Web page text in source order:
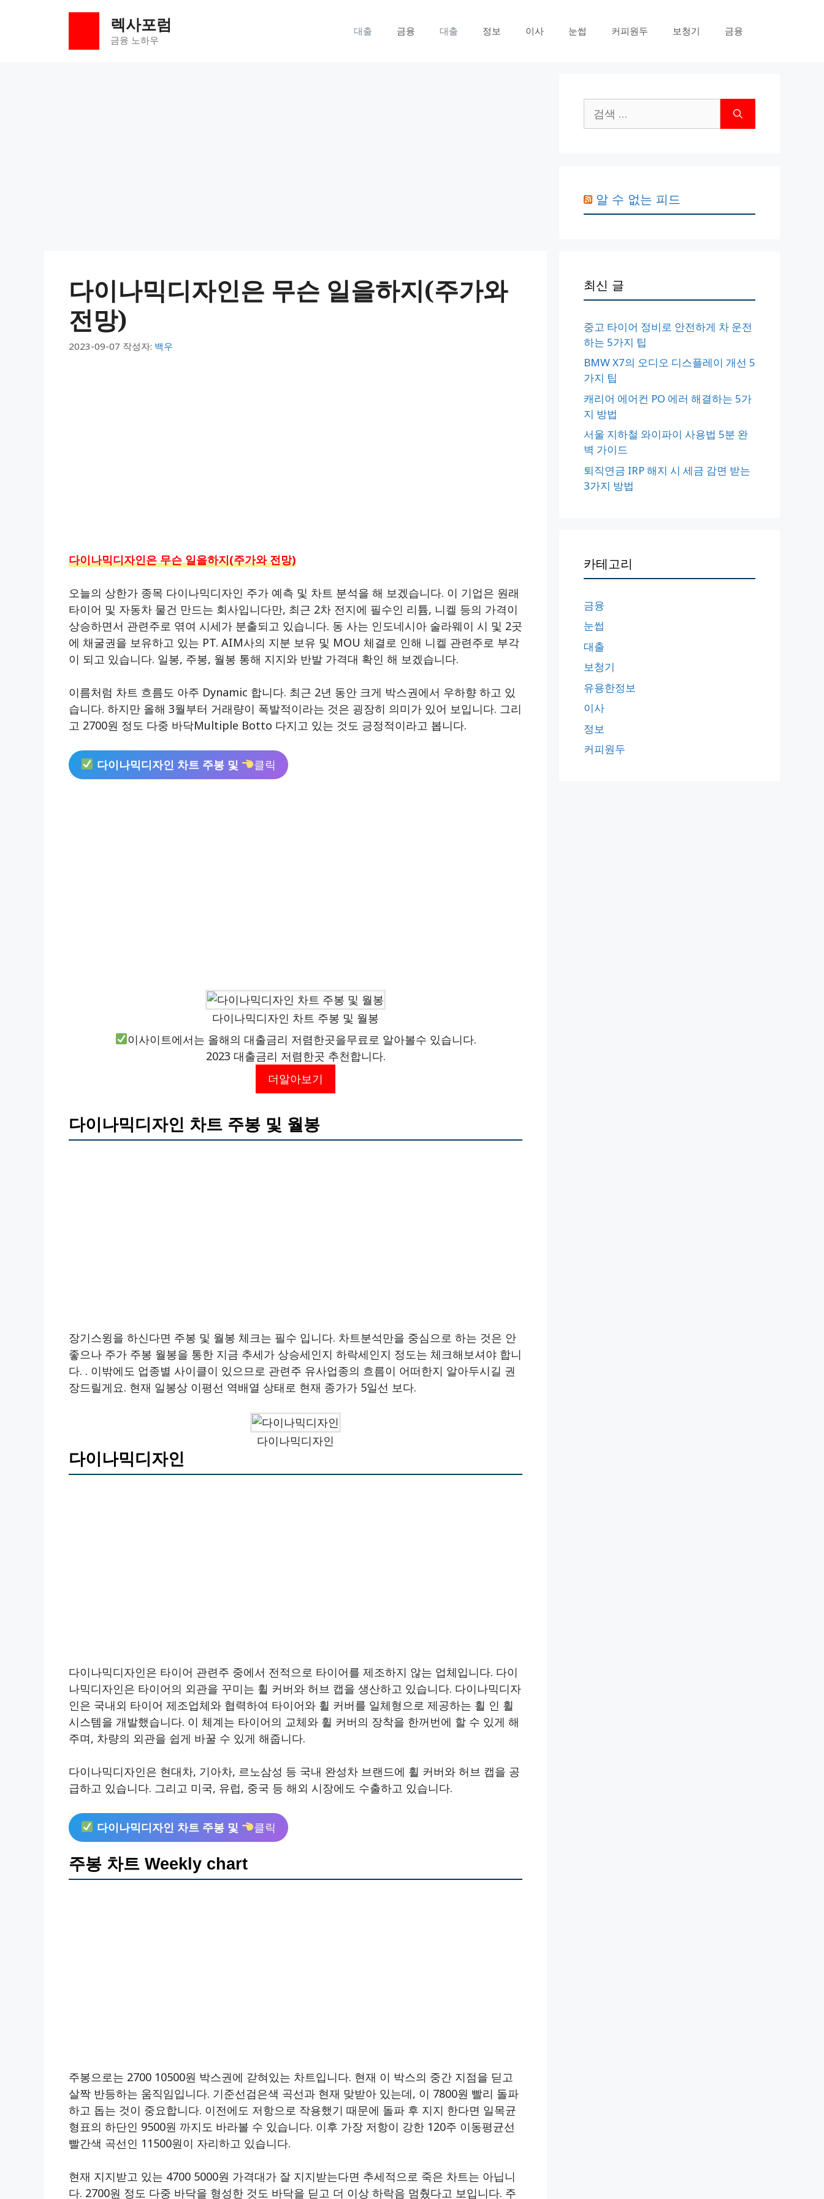
렉사포럼
금융 노하우
대출 금융 대출 정보 이사 눈썹 커피원두 보청기 금융
다이나믹디자인은 무슨 일을하지(주가와
전망)
2023-09-07 작성자: 백우
다이나믹디자인은 무슨 일을하지(주가와 전망)
오늘의 상한가 종목 다이나믹디자인 주가 예측 및 차트 분석을 해 보겠습니다. 이 기업은 원래
타이어 및 자동차 물건 만드는 회사입니다만, 최근 2차 전지에 필수인 리튬, 니켈 등의 가격이
상승하면서 관련주로 엮여 시세가 분출되고 있습니다. 동 사는 인도네시아 술라웨이 시 및 2곳
에 채굴권을 보유하고 있는 PT. AIM사의 지분 보유 및 MOU 체결로 인해 니켈 관련주로 부각
이 되고 있습니다. 일봉, 주봉, 월봉 통해 지지와 반발 가격대 확인 해 보겠습니다.
이름처럼 차트 흐름도 아주 Dynamic 합니다. 최근 2년 동안 크게 박스권에서 우하향 하고 있
습니다. 하지만 올해 3월부터 거래량이 폭발적이라는 것은 굉장히 의미가 있어 보입니다. 그리
고 2700원 정도 다중 바닥Multiple Botto 다지고 있는 것도 긍정적이라고 봅니다.
다이나믹디자인 차트 주봉 및 클릭
다이나믹디자인 차트 주봉 및 월봉
이사이트에서는 올해의 대출금리 저렴한곳을무료로 알아볼수 있습니다.
2023 대출금리 저렴한곳 추천합니다.
더알아보기
다이나믹디자인 차트 주봉 및 월봉
장기스윙을 하신다면 주봉 및 월봉 체크는 필수 입니다. 차트분석만을 중심으로 하는 것은 안
좋으나 주가 주봉 월봉을 통한 지금 추세가 상승세인지 하락세인지 정도는 체크해보셔야 합니
다. . 이밖에도 업종별 사이클이 있으므로 관련주 유사업종의 흐름이 어떠한지 알아두시길 권
장드릴게요. 현재 일봉상 이평선 역배열 상태로 현재 종가가 5일선 보다.
다이나믹디자인
다이나믹디자인
다이나믹디자인은 타이어 관련주 중에서 전적으로 타이어를 제조하지 않는 업체입니다. 다이
나믹디자인은 타이어의 외관을 꾸미는 휠 커버와 허브 캡을 생산하고 있습니다. 다이나믹디자
인은 국내외 타이어 제조업체와 협력하여 타이어와 휠 커버를 일체형으로 제공하는 휠 인 휠
시스템을 개발했습니다. 이 체계는 타이어의 교체와 휠 커버의 장착을 한꺼번에 할 수 있게 해
주며, 차량의 외관을 쉽게 바꿀 수 있게 해줍니다.
다이나믹디자인은 현대차, 기아차, 르노삼성 등 국내 완성차 브랜드에 휠 커버와 허브 캡을 공
급하고 있습니다. 그리고 미국, 유럽, 중국 등 해외 시장에도 수출하고 있습니다.
다이나믹디자인 차트 주봉 및 클릭
주봉 차트 Weekly chart
주봉으로는 2700 10500원 박스권에 갇혀있는 차트입니다. 현재 이 박스의 중간 지점을 딛고
살짝 반등하는 움직임입니다. 기준선검은색 곡선과 현재 맞받아 있는데, 이 7800원 빨리 돌파
하고 돕는 것이 중요합니다. 이전에도 저항으로 작용했기 때문에 돌파 후 지지 한다면 일목균
형표의 하단인 9500원 까지도 바라볼 수 있습니다. 이후 가장 저항이 강한 120주 이동평균선
빨간색 곡선인 11500원이 자리하고 있습니다.
현재 지지받고 있는 4700 5000원 가격대가 잘 지지받는다면 추세적으로 죽은 차트는 아닙니
다. 2700원 정도 다중 바닥을 형성한 것도 바닥을 딛고 더 이상 하락음 멈췄다고 보입니다. 주
색:
알 수 없는 피드
최신 글
중고 타이어 정비로 안전하게 차 운전
하는 5가지 팁
BMW X7의 오디오 디스플레이 개선 5
가지 팁
캐리어 에어컨 PO 에러 해결하는 5가
지 방법
서울 지하철 와이파이 사용법 5분 완
벽 가이드
퇴직연금 IRP 해지 시 세금 감면 받는
3가지 방법
카테고리
금융
눈썹
대출
보청기
유용한정보
이사
정보
커피원두